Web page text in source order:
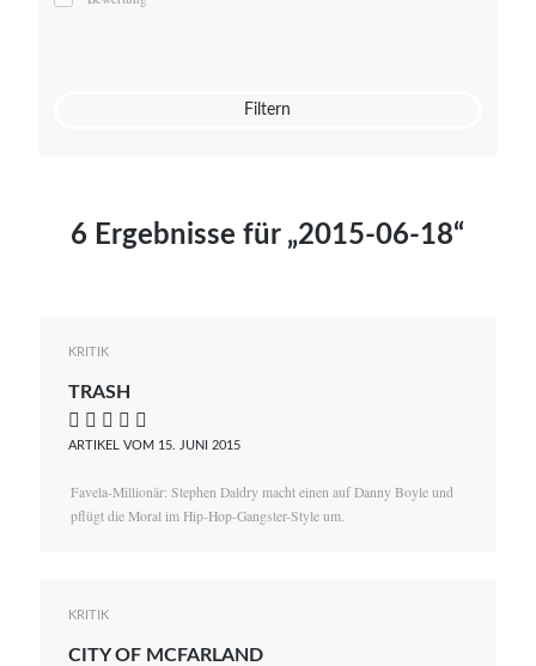
Mato von Vogelstein
Filtern
6 Ergebnisse für „2015-06-18“
KRITIK
TRASH
    
ARTIKEL VOM 15. JUNI 2015
Favela-Millionär: Stephen Daldry macht einen auf Danny Boyle und
pflügt die Moral im Hip-Hop-Gangster-Style um.
KRITIK
CITY OF MCFARLAND